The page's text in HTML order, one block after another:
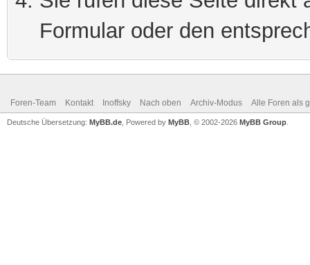
Formular oder den
Foren-Team Kontakt Inoffsky Nach oben Archiv-Modus Alle Foren als
Deutsche Übersetzung: MyBB.de , Powered by MyBB , © 2002-2026 MyBB Group